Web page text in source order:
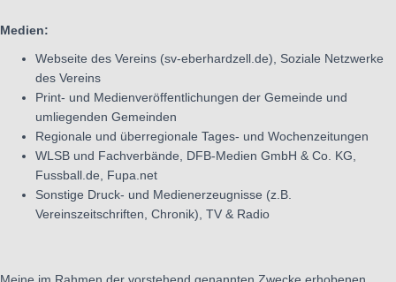
Medien:
Webseite des Vereins (sv-eberhardzell.de), Soziale Netzwerke
des Vereins
Print- und Medienveröffentlichungen der Gemeinde und
umliegenden Gemeinden
Regionale und überregionale Tages- und Wochenzeitungen
WLSB und Fachverbände, DFB-Medien GmbH & Co. KG,
Fussball.de, Fupa.net
Sonstige Druck- und Medienerzeugnisse (z.B.
Vereinszeitschriften, Chronik), TV & Radio